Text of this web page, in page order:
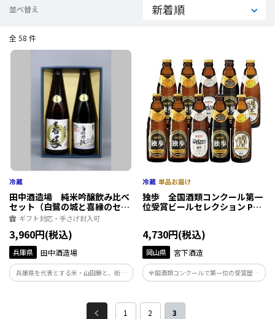
並べ替え
全 58 件
田中酒造場 純米吟醸飲み比べ
セット（白鷺の城と喜縁のセッ
ト）ギフト対応・手さげ封入可
3,960円(税込)
兵庫県 田中酒造場
兵庫県を代表とする米・山田錦と、街お
こしにより復活した米・野条穂のワワク
が待っています。
独歩 全国酒類コンクール第一
位受賞ビールセレクション P4-
4,730円(税込)
岡山県 宮下酒造
全国酒類コンクールで第一位の受賞歴ビ
ールを詰め合わせました。
1 2 3